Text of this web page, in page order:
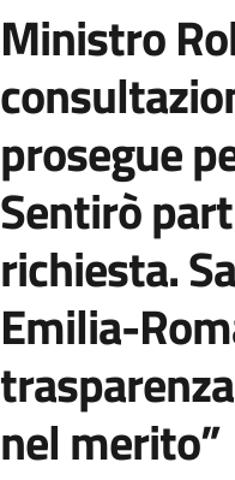
Ministro
prosegue
Sentirò
richiesta.
Emilia-
nel merito”